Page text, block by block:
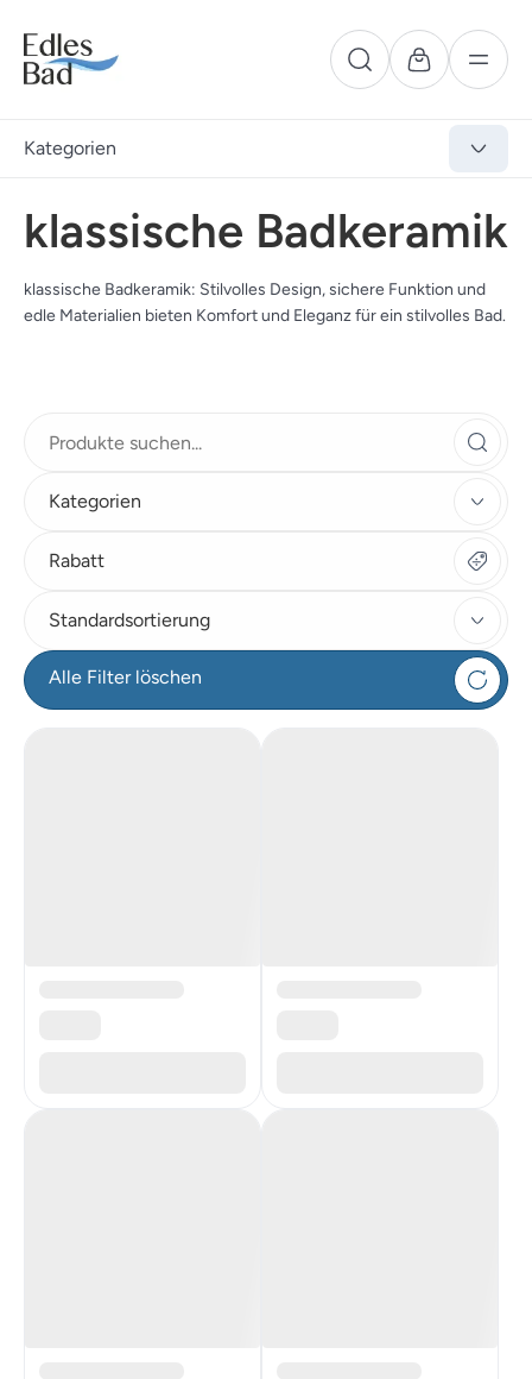
Kategorien
klassische Badkeramik
klassische Badkeramik: Stilvolles Design, sichere Funktion und
edle Materialien bieten Komfort und Eleganz für ein stilvolles Bad.
Kategorien
Rabatt
Standardsortierung
Alle Filter löschen